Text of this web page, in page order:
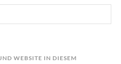
WEBSITE IN DIESEM